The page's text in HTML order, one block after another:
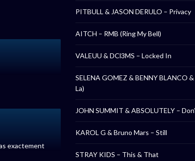
exactement
PITBULL & JASON DERULO – Privacy
AITCH – RMB (Ring My Bell)
VALEUU & DCl3MS – Locked In
SELENA GOMEZ & BENNY BLANCO
La)
JOHN SUMMIT & ABSOLUTELY –
KAROL G & Bruno Mars – Still
STRAY KIDS – This & That